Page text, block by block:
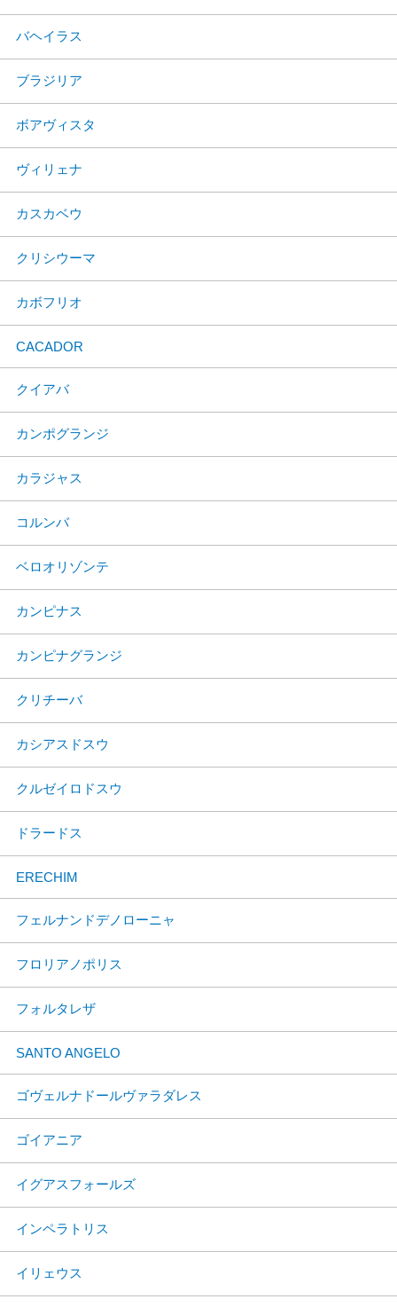
バヘイラス
ブラジリア
ボアヴィスタ
ヴィリェナ
カスカベウ
クリシウーマ
カボフリオ
CACADOR
クイアバ
カンポグランジ
カラジャス
コルンバ
ベロオリゾンテ
カンピナス
カンピナグランジ
クリチーバ
カシアスドスウ
クルゼイロドスウ
ドラードス
ERECHIM
フェルナンドデノローニャ
フロリアノポリス
フォルタレザ
SANTO ANGELO
ゴヴェルナドールヴァラダレス
ゴイアニア
イグアスフォールズ
インペラトリス
イリェウス